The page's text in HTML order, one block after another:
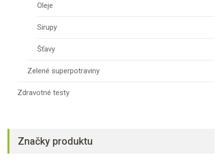
Oleje
Sirupy
Šťavy
Zelené superpotraviny
Zdravotné testy
Značky produktu